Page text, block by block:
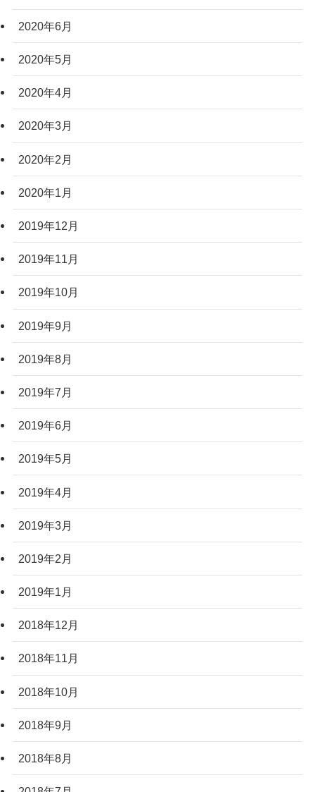
2020年6月
2020年5月
2020年4月
2020年3月
2020年2月
2020年1月
2019年12月
2019年11月
2019年10月
2019年9月
2019年8月
2019年7月
2019年6月
2019年5月
2019年4月
2019年3月
2019年2月
2019年1月
2018年12月
2018年11月
2018年10月
2018年9月
2018年8月